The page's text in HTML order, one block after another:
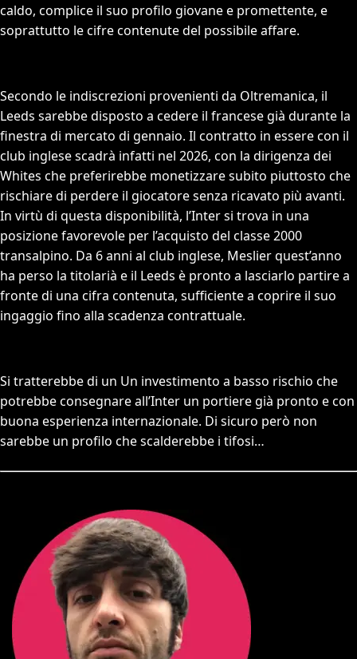
caldo, complice il suo profilo giovane e promettente, e
soprattutto le cifre contenute del possibile affare.
Secondo le indiscrezioni provenienti da Oltremanica, il
Leeds sarebbe disposto a cedere il francese già durante la
finestra di mercato di gennaio. Il contratto in essere con il
club inglese scadrà infatti nel 2026, con la dirigenza dei
Whites che preferirebbe monetizzare subito piuttosto che
rischiare di perdere il giocatore senza ricavato più avanti.
In virtù di questa disponibilità, l’Inter si trova in una
posizione favorevole per l’acquisto del classe 2000
transalpino. Da 6 anni al club inglese, Meslier quest’anno
ha perso la titolarià e il Leeds è pronto a lasciarlo partire a
fronte di una cifra contenuta, sufficiente a coprire il suo
ingaggio fino alla scadenza contrattuale.
Si tratterebbe di un Un investimento a basso rischio che
potrebbe consegnare all’Inter un portiere già pronto e con
buona esperienza internazionale. Di sicuro però non
sarebbe un profilo che scalderebbe i tifosi…